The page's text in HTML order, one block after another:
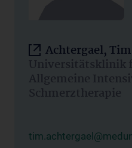
Achtergael,
Universitätsklinik
Allgemeine
Schmerztherapie